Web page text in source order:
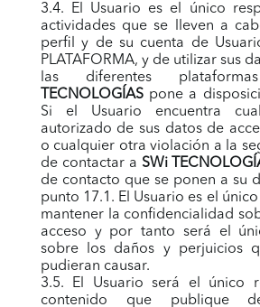
3.4. El Usuario es el único
actividades que se lleven a
perfil y de su cuenta de
PLATAFORMA, y de utilizar sus
las diferentes
TECNOLOGÍASpone a
Si el Usuario encuentra
autorizado de sus datos de
o cualquier otra violación a la
de contactar a SWi
de contacto que se ponen a su
punto 17.1. El Usuario es el
mantener la confidencialidad
acceso y por tanto será el
sobre los daños y perjuicios
pudieran causar.
3.5. El Usuario será el único
contenido que publique